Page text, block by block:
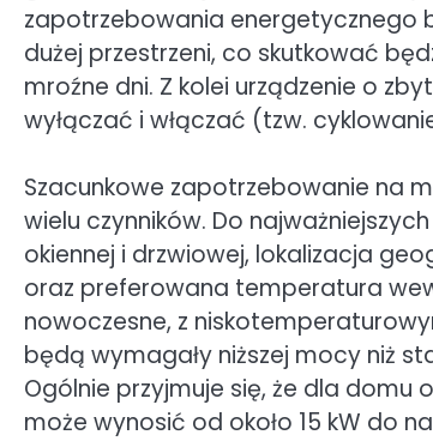
zapotrzebowania energetycznego
dużej przestrzeni, co skutkować
mroźne dni. Z kolei urządzenie o
wyłączać i włączać (tzw.
Szacunkowe zapotrzebowanie na
wielu czynników. Do
okiennej i drzwiowej, lokalizacja
oraz preferowana temperatura
nowoczesne, z
będą wymagały niższej mocy niż
Ogólnie przyjmuje się, że dla
może wynosić od około 15 kW do